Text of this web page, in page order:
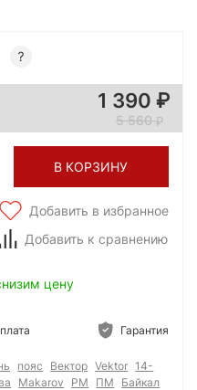
1 390
5 560
В КОРЗИНУ
Добавить в избранное
Добавить к сравнению
цену
Гарантия
пояс Вектор Vektor 14-
Makarov PM ПМ
Байкал